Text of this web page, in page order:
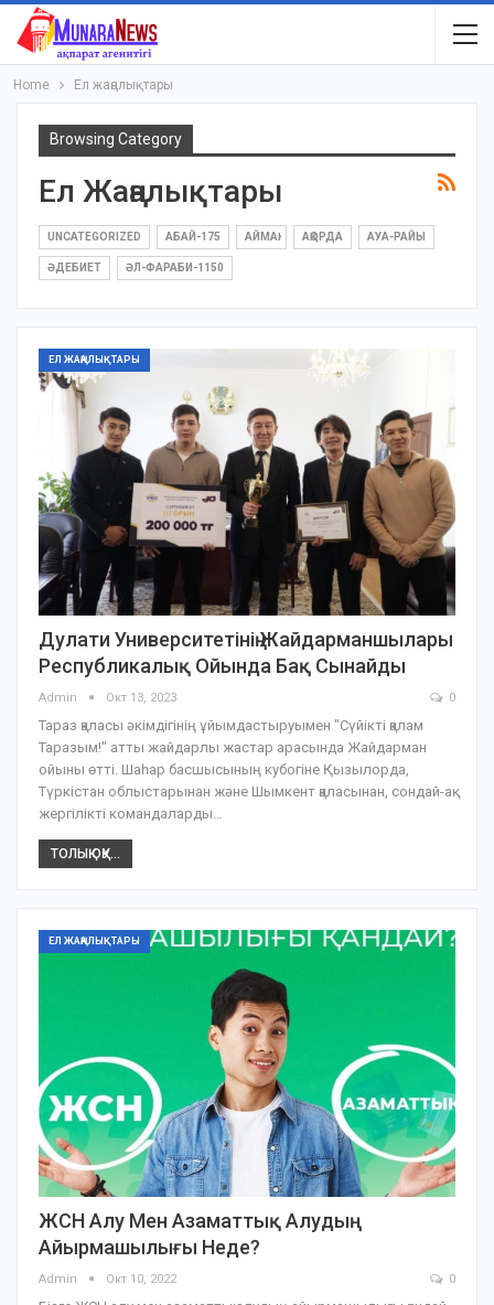
Home Ел жаңалықтары
Browsing Category
Ел Жаңалықтары
UNCATEGORIZED АБАЙ-175 АЙМАҚ АҚОРДА АУА-РАЙЫ
ӘДЕБИЕТ ӘЛ-ФАРАБИ-1150
ЕЛ ЖАҢАЛЫҚТАРЫ
Дулати Университетінің Жайдарманшылары
Республикалық Ойында Бақ Сынайды
Admin Окт 13, 2023 0
Тараз қаласы әкімдігінің ұйымдастыруымен "Сүйікті қалам
Таразым!" атты жайдарлы жастар арасында Жайдарман
ойыны өтті. Шаһар басшысының кубогіне Қызылорда,
Түркістан облыстарынан және Шымкент қаласынан, сондай-ақ
жергілікті командаларды…
ТОЛЫҚ ОҚУ...
ЕЛ ЖАҢАЛЫҚТАРЫ
ЖСН Алу Мен Азаматтық Алудың
Айырмашылығы Неде?
Admin Окт 10, 2022 0